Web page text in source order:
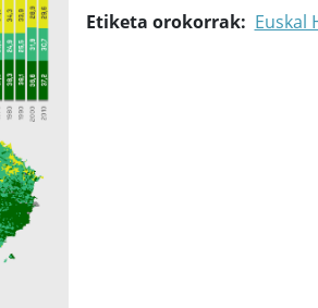
Etiketa orokorrak Euskal